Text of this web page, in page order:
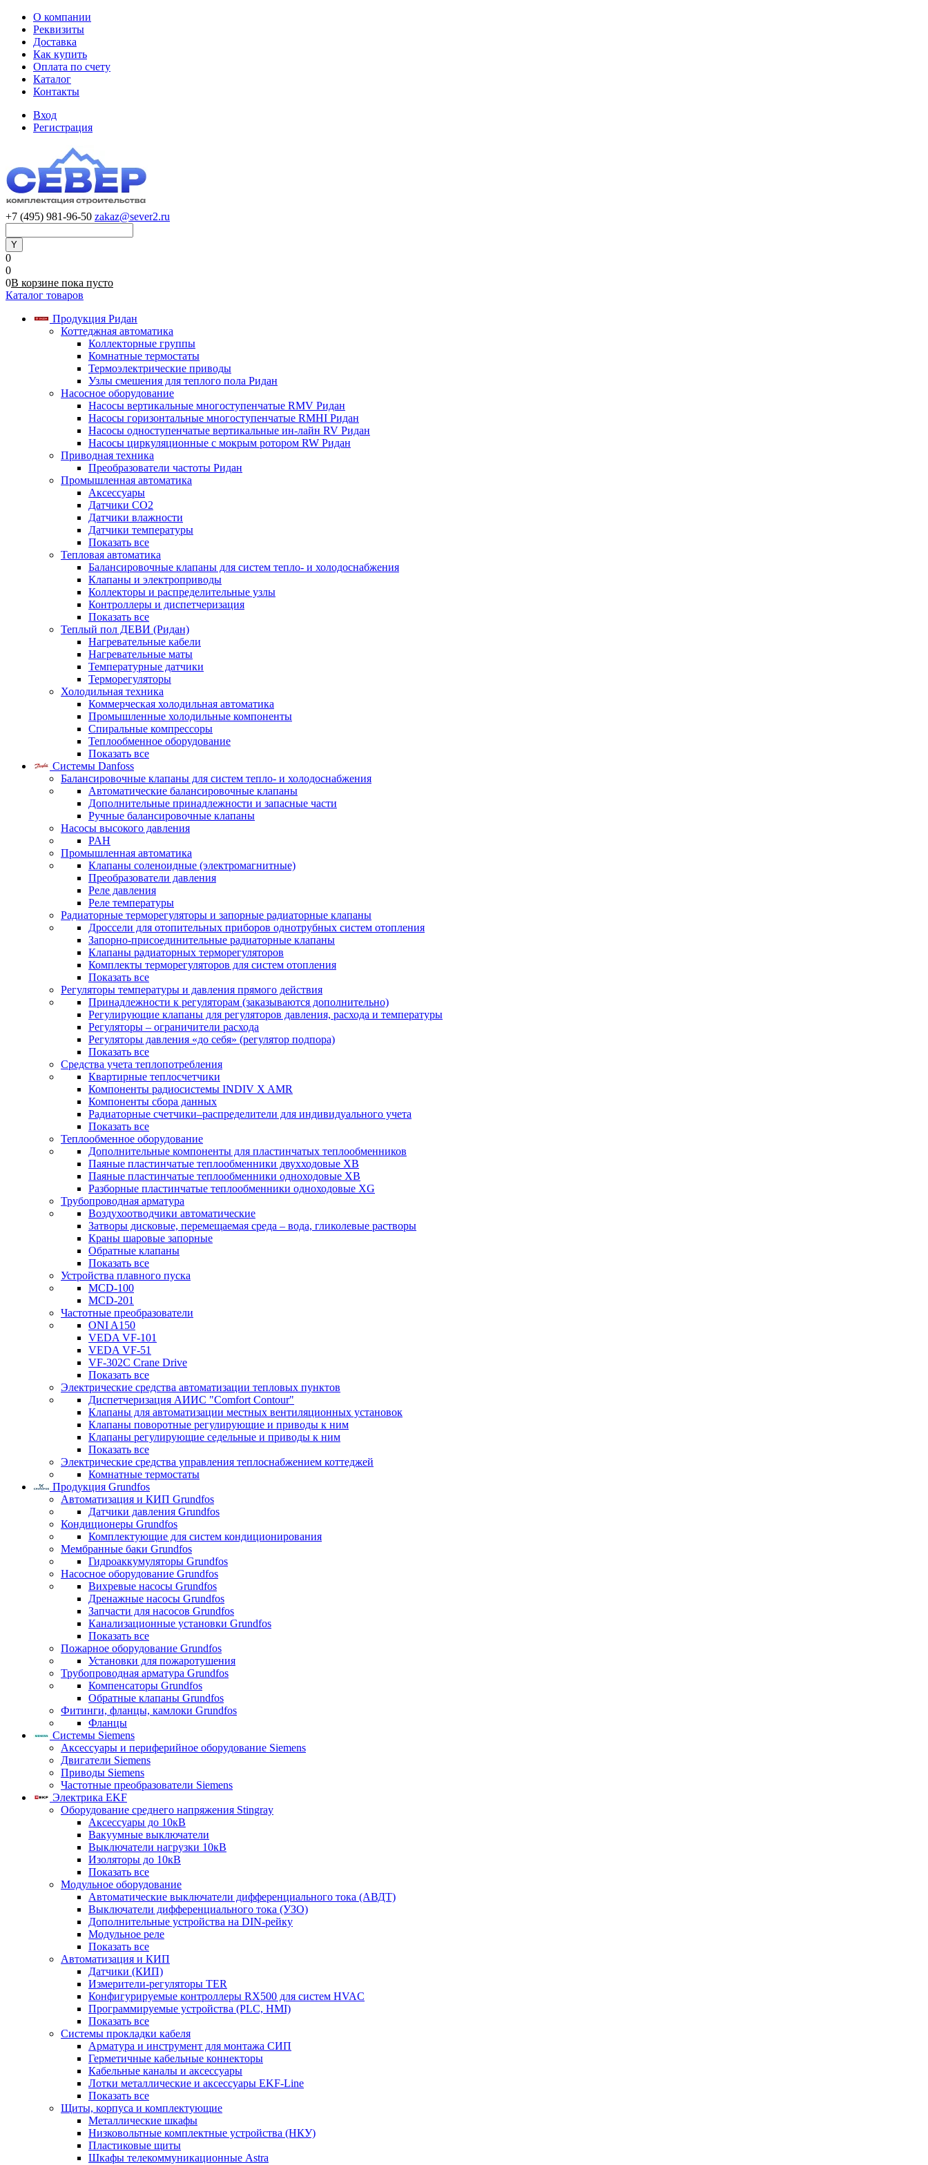
О компании
Реквизиты
Доставка
Как купить
Оплата по счету
Каталог
Контакты
Вход
Регистрация
+7 (495) 981-96-50 zakaz@sever2.ru
0
0
0В корзине пока пусто
Каталог товаров
Продукция Ридан
Коттеджная автоматика
Коллекторные группы
Комнатные термостаты
Термоэлектрические приводы
Узлы смешения для теплого пола Ридан
Насосное оборудование
Насосы вертикальные многоступенчатые RMV Ридан
Насосы горизонтальные многоступенчатые RMHI Ридан
Насосы одноступенчатые вертикальные ин-лайн RV Ридан
Насосы циркуляционные с мокрым ротором RW Ридан
Приводная техника
Преобразователи частоты Ридан
Промышленная автоматика
Аксессуары
Датчики CO2
Датчики влажности
Датчики температуры
Показать все
Тепловая автоматика
Балансировочные клапаны для систем тепло- и холодоснабжения
Клапаны и электроприводы
Коллекторы и распределительные узлы
Контроллеры и диспетчеризация
Показать все
Теплый пол ДЕВИ (Ридан)
Нагревательные кабели
Нагревательные маты
Температурные датчики
Терморегуляторы
Холодильная техника
Коммерческая холодильная автоматика
Промышленные холодильные компоненты
Спиральные компрессоры
Теплообменное оборудование
Показать все
Системы Danfoss
Балансировочные клапаны для систем тепло- и холодоснабжения
Автоматические балансировочные клапаны
Дополнительные принадлежности и запасные части
Ручные балансировочные клапаны
Насосы высокого давления
PAH
Промышленная автоматика
Клапаны соленоидные (электромагнитные)
Преобразователи давления
Реле давления
Реле температуры
Радиаторные терморегуляторы и запорные радиаторные клапаны
Дроссели для отопительных приборов однотрубных систем отопления
Запорно-присоединительные радиаторные клапаны
Клапаны радиаторных терморегуляторов
Комплекты терморегуляторов для систем отопления
Показать все
Регуляторы температуры и давления прямого действия
Принадлежности к регуляторам (заказываются дополнительно)
Регулирующие клапаны для регуляторов давления, расхода и температуры
Регуляторы – ограничители расхода
Регуляторы давления «до себя» (регулятор подпора)
Показать все
Средства учета теплопотребления
Квартирные теплосчетчики
Компоненты радиосистемы INDIV X AMR
Компоненты сбора данных
Радиаторные счетчики–распределители для индивидуального учета
Показать все
Теплообменное оборудование
Дополнительные компоненты для пластинчатых теплообменников
Паяные пластинчатые теплообменники двухходовые XB
Паяные пластинчатые теплообменники одноходовые ХВ
Разборные пластинчатые теплообменники одноходовые ХG
Трубопроводная арматура
Воздухоотводчики автоматические
Затворы дисковые, перемещаемая среда – вода, гликолевые растворы
Краны шаровые запорные
Обратные клапаны
Показать все
Устройства плавного пуска
MCD-100
MCD-201
Частотные преобразователи
ONI A150
VEDA VF-101
VEDA VF-51
VF-302C Crane Drive
Показать все
Электрические средства автоматизации тепловых пунктов
Диспетчеризация АИИС "Comfort Contour"
Клапаны для автоматизации местных вентиляционных установок
Клапаны поворотные регулирующие и приводы к ним
Клапаны регулирующие седельные и приводы к ним
Показать все
Электрические средства управления теплоснабжением коттеджей
Комнатные термостаты
Продукция Grundfos
Автоматизация и КИП Grundfos
Датчики давления Grundfos
Кондиционеры Grundfos
Комплектующие для систем кондиционирования
Мембранные баки Grundfos
Гидроаккумуляторы Grundfos
Насосное оборудование Grundfos
Вихревые насосы Grundfos
Дренажные насосы Grundfos
Запчасти для насосов Grundfos
Канализационные установки Grundfos
Показать все
Пожарное оборудование Grundfos
Установки для пожаротушения
Трубопроводная арматура Grundfos
Компенсаторы Grundfos
Обратные клапаны Grundfos
Фитинги, фланцы, камлоки Grundfos
Фланцы
Системы Siemens
Аксессуары и периферийное оборудование Siemens
Двигатели Siemens
Приводы Siemens
Частотные преобразователи Siemens
Электрика EKF
Оборудование среднего напряжения Stingray
Аксессуары до 10кВ
Вакуумные выключатели
Выключатели нагрузки 10кВ
Изоляторы до 10кВ
Показать все
Модульное оборудование
Автоматические выключатели дифференциального тока (АВДТ)
Выключатели дифференциального тока (УЗО)
Дополнительные устройства на DIN-рейку
Модульное реле
Показать все
Автоматизация и КИП
Датчики (КИП)
Измерители-регуляторы TER
Конфигурируемые контроллеры RX500 для систем HVAC
Программируемые устройства (PLC, HMI)
Показать все
Системы прокладки кабеля
Арматура и инструмент для монтажа СИП
Герметичные кабельные коннекторы
Кабельные каналы и аксессуары
Лотки металлические и аксессуары EKF-Line
Показать все
Щиты, корпуса и комплектующие
Металлические шкафы
Низковольтные комплектные устройства (НКУ)
Пластиковые щиты
Шкафы телекоммуникационные Astra